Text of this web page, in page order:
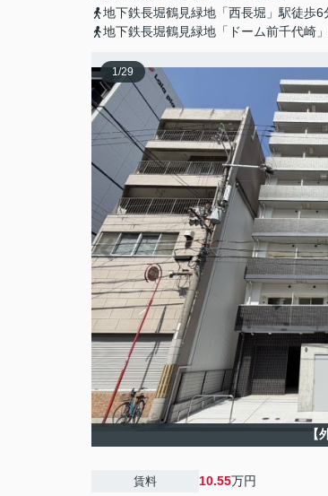
地下鉄長堀鶴見緑地「西長堀」駅徒歩6
地下鉄長堀鶴見緑地「ドーム前千代崎
1/29
【
賃料 10.55万円